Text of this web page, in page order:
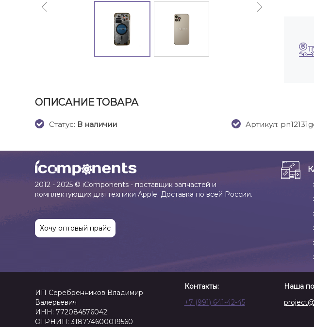
ОПИСАНИЕ ТОВАРА
Cтатус: В наличии Артикул:
2012 - 2025 © iComponents - поставщик запчастей и
комплектующих для техники Apple. Доставка по всей России.
Хочу оптовый прайс
ИП Серебренников Владимир
Валерьевич
ИНН: 772084576042
ОГРНИП: 318774600019560
Контакты:
+7 (991) 641-42-45
Наша